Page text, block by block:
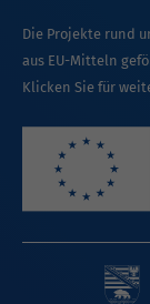
Die Projekte rund
aus EU-Mitteln
Klicken Sie für